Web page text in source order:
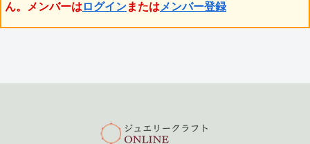
ん。メンバーは ログインまたは メンバー登録